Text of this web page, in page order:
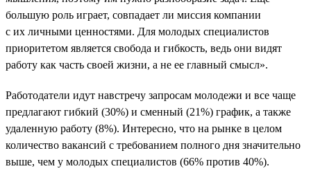
большую роль играет, совпадает ли миссия компании
с их личными ценностями. Для молодых специалистов
приоритетом является свобода и гибкость, ведь они видят
работу как часть своей жизни, а не ее главный смысл».
Работодатели идут навстречу запросам молодежи и все чаще
предлагают гибкий (30%) и сменный (21%) график, а также
удаленную работу (8%). Интересно, что на рынке в целом
количество вакансий с требованием полного дня значительно
выше, чем у молодых специалистов (66% против 40%).